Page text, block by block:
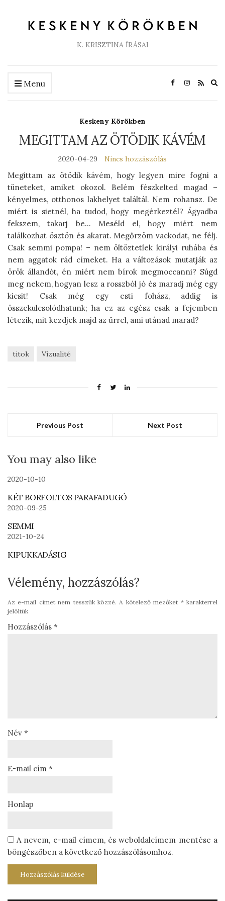
K. KRISZTINA ÍRÁSAI
Menu
Keskeny Körökben
MEGITTAM AZ ÖTÖDIK KÁVÉM
2020-04-29 Nincs hozzászólás
Megittam az ötödik kávém, hogy legyen mire fogni a
tüneteket, amiket okozol. Belém fészkelted magad –
kényelmes, otthonos lakhelyet találtál. Nem rohansz. De
miért is sietnél, ha tudod, hogy megérkeztél? Ágyadba
fekszem, takarj be… Meséld el, hogy miért nem
találkozhat ösztön és akarat. Megőrzöm vackodat, ne félj.
Csak semmi pompa! – nem öltöztetlek királyi ruhába és
nem aggatok rád címeket. Ha a változások mutatják az
örök állandót, én miért nem bírok megmoccanni? Súgd
meg nekem, hogyan lesz a rosszból jó és maradj még egy
kicsit! Csak még egy esti fohász, addig is
összekulcsolódhatunk; ha ez az egész csak a fejemben
létezik, mit kezdjek majd az űrrel, ami utánad marad?
titok Vizualité
Previous Post Next Post
You may also like
2020-10-10
KÉT BORFOLTOS PARAFADUGÓ
2020-09-25
SEMMI
2021-10-24
KIPUKKADÁSIG
Vélemény, hozzászólás?
Az e-mail címet nem tesszük közzé. A kötelező mezőket *karakterrel
jelöltük
Hozzászólás *
Név *
E-mail cím *
Honlap
A nevem, e-mail címem, és weboldalcímem mentése a
böngészőben a következő hozzászólásomhoz.